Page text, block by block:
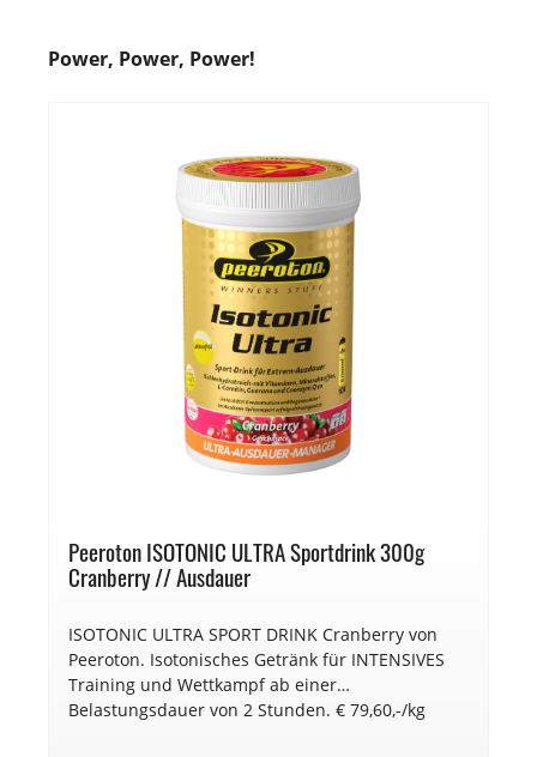
Power, Power, Power!
Peeroton ISOTONIC ULTRA Sportdrink 300g
Cranberry // Ausdauer
ISOTONIC ULTRA SPORT DRINK Cranberry von
Peeroton. Isotonisches Getränk für INTENSIVES
Training und Wettkampf ab einer
Belastungsdauer von 2 Stunden. € 79,60,-/kg